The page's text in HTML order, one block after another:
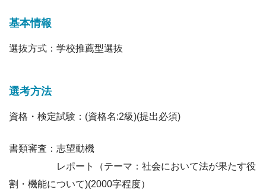
基本情報
選抜方式：学校推薦型選抜
選考方法
資格・検定試験：(資格名:2級)(提出必須)
書類審査：志望動機
レポート（テーマ：社会において法が果たす役
割・機能について)(2000字程度）